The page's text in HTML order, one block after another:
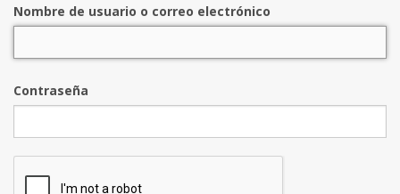
Nombre de usuario o correo electrónico
Contraseña